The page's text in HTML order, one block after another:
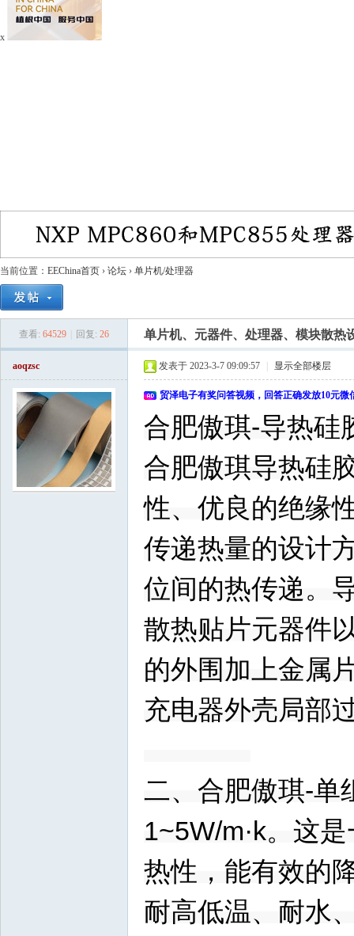
x
当前位置： EEChina首页 › 论坛 › 单片机/处理器
查看: 64529 回复: 26 单片机、元器件、处理器、模块散热
aoqzsc 发表于 2023-3-7 09:09:57 显示全部楼层
贸泽电子有奖问答视频，回答正确发放10元微
合肥傲琪-导热硅
合肥傲琪导热硅
性、优良的绝缘
传递热量的设计
位间的热传递。
散热贴片元器件
的外围加上金属
充电器外壳局部
二、合肥傲琪-单
1~5W/m·k。这
热性，能有效的
耐高低温、耐水